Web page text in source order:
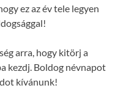
ez az év tele legyen
arra, hogy kitörj a
kezdj. Boldog névnapot
kívánunk!